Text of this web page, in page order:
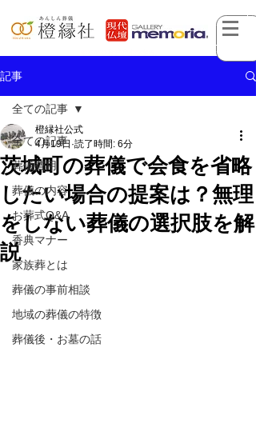
記事
全ての記事
葬儀費用
葬儀の内容
お葬式Q&A
香典マナー
家族葬とは
葬儀の事前相談
地域の葬儀の特徴
葬儀後・お墓の話
全ての記事
茨城町の葬儀で会食を省略
したい場合の提案は？無理
をしない葬儀の選択肢を解
説
橙縁社公式
4月19日 読了時間: 6分